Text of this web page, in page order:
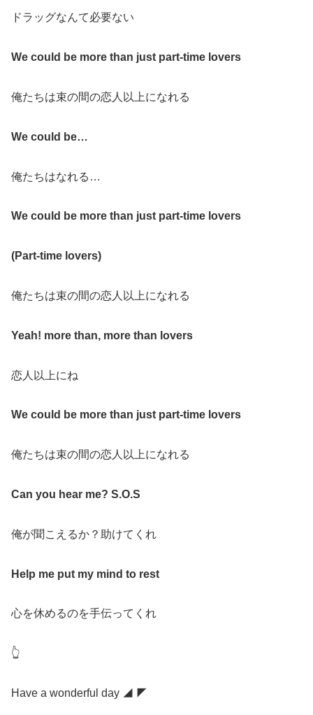
ドラッグなんて必要ない
We could be more than just part-time lovers
俺たちは束の間の恋人以上になれる
We could be…
俺たちはなれる…
We could be more than just part-time lovers
(Part-time lovers)
俺たちは束の間の恋人以上になれる
Yeah! more than, more than lovers
恋人以上にね
We could be more than just part-time lovers
俺たちは束の間の恋人以上になれる
Can you hear me? S.O.S
俺が聞こえるか？助けてくれ
Help me put my mind to rest
心を休めるのを手伝ってくれ
👆
Have a wonderful day ◢ ◤